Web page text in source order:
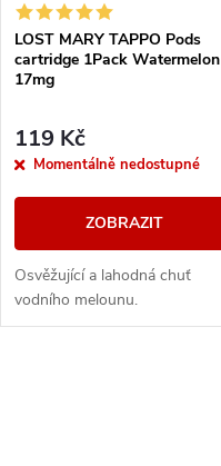
LOST MARY TAPPO Pods
cartridge 1Pack Watermelon
17mg
119 Kč
Momentálně nedostupné
ZOBRAZIT
Osvěžující a lahodná chuť
vodního melounu.